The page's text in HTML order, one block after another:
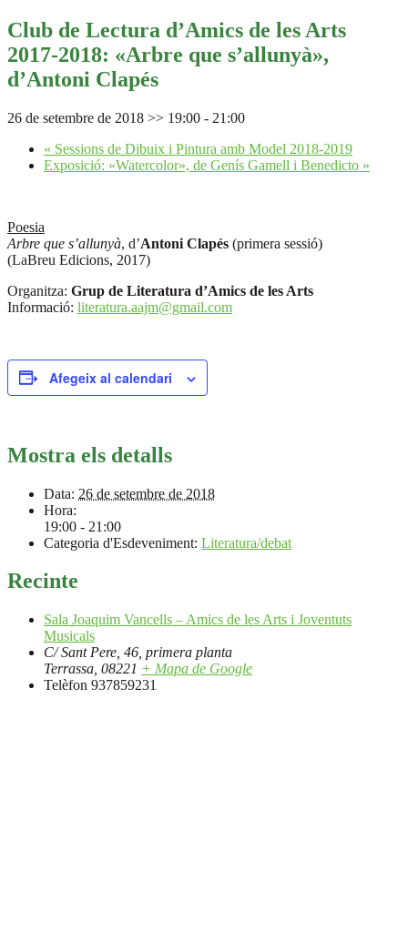
Club de Lectura d’Amics de les Arts
2017-2018: «Arbre que s’allunyà»,
d’Antoni Clapés
26 de setembre de 2018 >> 19:00 - 21:00
« Sessions de Dibuix i Pintura amb Model 2018-2019
Exposició: «Watercolor», de Genís Gamell i Benedicto »
Poesia
Arbre que s’allunyà, d’Antoni Clapés (primera sessió)
(LaBreu Edicions, 2017)
Organitza: Grup de Literatura d’Amics de les Arts
Informació: literatura.aajm@gmail.com
Afegeix al calendari
Mostra els detalls
Data: 26 de setembre de 2018
Hora:
19:00 - 21:00
Categoria d'Esdeveniment: Literatura/debat
Recinte
Sala Joaquim Vancells – Amics de les Arts i Joventuts
Musicals
C/ Sant Pere, 46, primera planta
Terrassa 08221 + Mapa de Google
Telèfon 937859231